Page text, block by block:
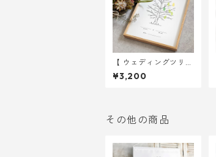
【 ウェディングツリー
】 ツリー A4サイズ 用
紙のみ ｜ 結婚式 ウ
¥3,200
その他の商品